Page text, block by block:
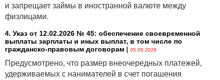
и запрещает займы в иностранной валюте между
физлицами.
4. Указ от 12.02.2026 № 45: обеспечение своевременной
выплаты зарплаты и иных выплат, в том числе по
гражданско-правовым договорам | 05.05.2026
Предусмотрено, что размер внеочередных платежей,
удерживаемых с нанимателей в счет погашения